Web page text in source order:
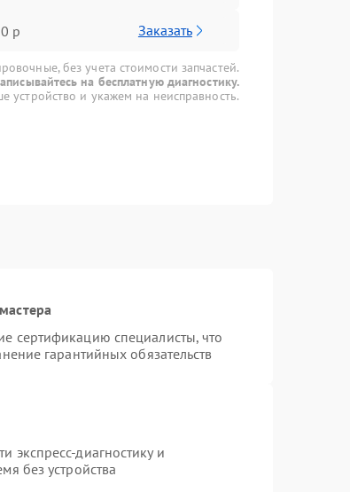
р Заказать
без учета стоимости запчастей.
на бесплатную диагностику.
устройство и укажем на неисправность.
сертификацию специалисты, что
гарантийных обязательств
экспресс-диагностику и
без устройства